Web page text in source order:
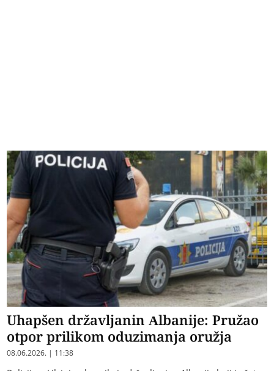
Uhapšen državljanin Albanije: Pružao
otpor prilikom oduzimanja oružja
08.06.2026. | 11:38